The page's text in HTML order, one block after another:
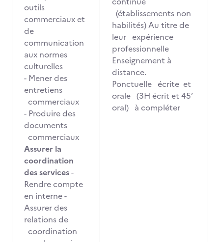
outils
commerciaux et
de
communication
aux normes
culturelles
- Mener des
entretiens
commerciaux
- Produire des
documents
commerciaux
Assurer la
coordination
des services-
Rendre compte
en interne -
Assurer des
relations de
coordination
(établissements non
habilités) Au titre de
leur expérience
professionnelle
Enseignement à
distance.
Ponctuelle écrite et
orale (3H écrit et 45’
oral) à compléter